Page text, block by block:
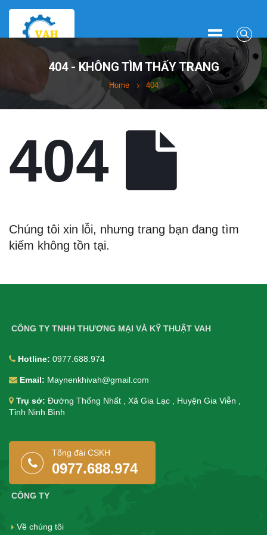
404 - KHÔNG TÌM THẤY TRANG
Home 404
404
Chúng tôi xin lỗi, nhưng trang bạn đang tìm
kiếm không tồn tại.
CÔNG TY TNHH THƯƠNG MẠI VÀ KỸ THUẬT VAH
Hotline: 0977.688.974
Email: Maynenkhivah@gmail.com
Trụ sở: Đường Thống Nhất , Xã Gia Lạc , Huyện Gia Viễn ,
Tỉnh Ninh Bình
Tổng đài CSKH
0977.688.974
CÔNG TY
Về chúng tôi